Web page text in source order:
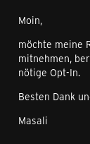
Moin,
möchte meine
mitnehmen,
nötige Opt-In.
Besten Dank
Masali